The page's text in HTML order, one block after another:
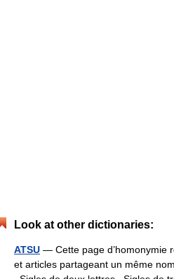
Look at other dictionaries:
ATSU — Cette page d’homonymie
et articles partageant un même